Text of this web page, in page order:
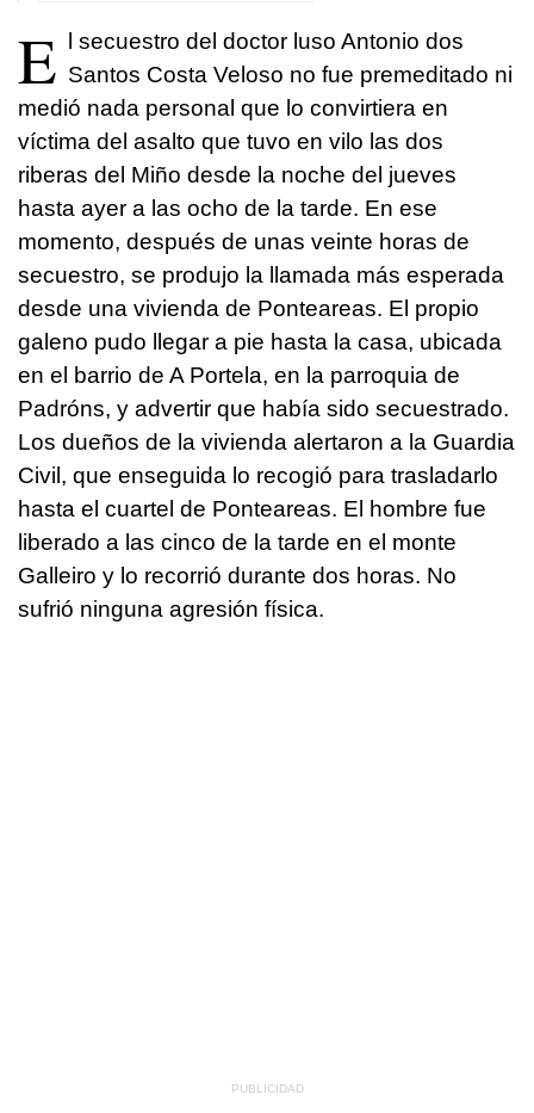
E l secuestro del doctor luso Antonio dos
Santos Costa Veloso no fue premeditado ni
medió nada personal que lo convirtiera en
víctima del asalto que tuvo en vilo las dos
riberas del Miño desde la noche del jueves
hasta ayer a las ocho de la tarde. En ese
momento, después de unas veinte horas de
secuestro, se produjo la llamada más esperada
desde una vivienda de Ponteareas. El propio
galeno pudo llegar a pie hasta la casa, ubicada
en el barrio de A Portela, en la parroquia de
Padróns, y advertir que había sido secuestrado.
Los dueños de la vivienda alertaron a la Guardia
Civil, que enseguida lo recogió para trasladarlo
hasta el cuartel de Ponteareas. El hombre fue
liberado a las cinco de la tarde en el monte
Galleiro y lo recorrió durante dos horas. No
sufrió ninguna agresión física.